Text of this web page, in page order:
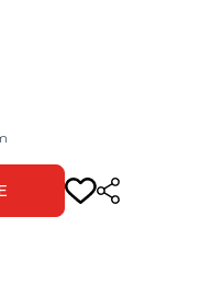
Paylaş